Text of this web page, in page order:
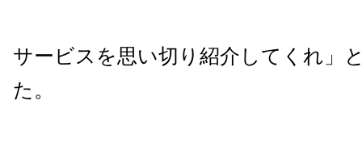
サービスを思い切り紹介してくれ」
た。